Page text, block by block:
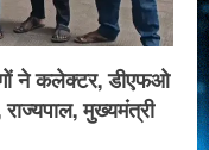
ने कलेक्टर, डीएफओ
मुख्यमंत्री